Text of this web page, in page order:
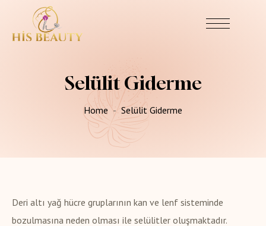
Selülit Giderme
Home Selülit Giderme
Deri altı yağ hücre gruplarının kan ve lenf sisteminde
bozulmasına neden olması ile selülitler oluşmaktadır.